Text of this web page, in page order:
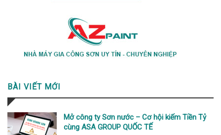
BÀI VIẾT MỚI
Mở công ty Sơn nước – Cơ hội kiếm Tiền Tỷ
cùng ASA GROUP QUỐC TẾ